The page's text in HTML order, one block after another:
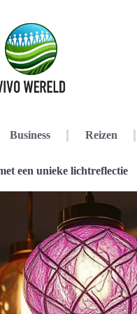
Business Reizen
een unieke lichtreflectie